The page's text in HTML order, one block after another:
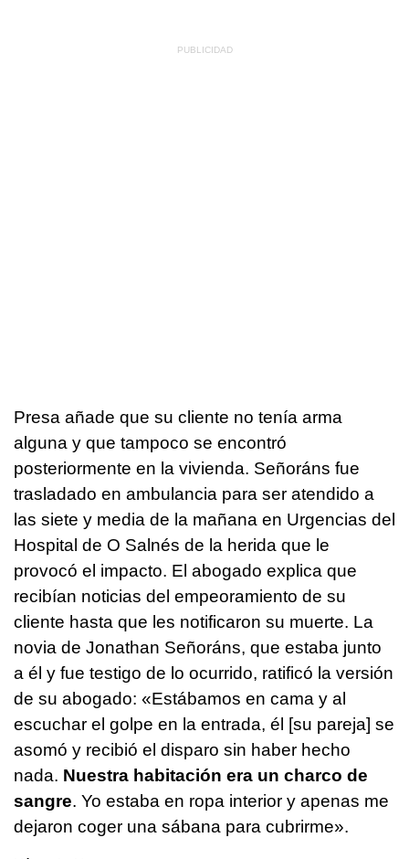
Presa añade que su cliente no tenía arma
alguna y que tampoco se encontró
posteriormente en la vivienda. Señoráns fue
trasladado en ambulancia para ser atendido a
las siete y media de la mañana en Urgencias del
Hospital de O Salnés de la herida que le
provocó el impacto. El abogado explica que
recibían noticias del empeoramiento de su
cliente hasta que les notificaron su muerte. La
novia de Jonathan Señoráns, que estaba junto
a él y fue testigo de lo ocurrido, ratificó la versión
de su abogado: «Estábamos en cama y al
escuchar el golpe en la entrada, él [su pareja] se
asomó y recibió el disparo sin haber hecho
nada. Nuestra habitación era un charco de
sangre. Yo estaba en ropa interior y apenas me
dejaron coger una sábana para cubrirme».